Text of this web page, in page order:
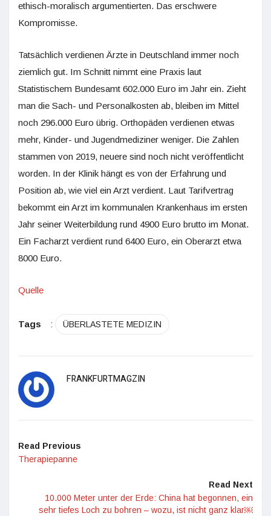
ethisch-moralisch argumentierten. Das erschwere
Kompromisse.
Tatsächlich verdienen Ärzte in Deutschland immer noch
ziemlich gut. Im Schnitt nimmt eine Praxis laut
Statistischem Bundesamt 602.000 Euro im Jahr ein. Zieht
man die Sach- und Personalkosten ab, bleiben im Mittel
noch 296.000 Euro übrig. Orthopäden verdienen etwas
mehr, Kinder- und Jugendmediziner weniger. Die Zahlen
stammen von 2019, neuere sind noch nicht veröffentlicht
worden. In der Klinik hängt es von der Erfahrung und
Position ab, wie viel ein Arzt verdient. Laut Tarifvertrag
bekommt ein Arzt im kommunalen Krankenhaus im ersten
Jahr seiner Weiterbildung rund 4900 Euro brutto im Monat.
Ein Facharzt verdient rund 6400 Euro, ein Oberarzt etwa
8000 Euro.
Quelle
Tags : ÜBERLASTETE MEDIZIN
FRANKFURTMAGZIN
Read Previous
Therapiepanne
Read Next
10.000 Meter unter der Erde: China hat begonnen, ein
sehr tiefes Loch zu bohren – wozu, ist nicht ganz klar￼